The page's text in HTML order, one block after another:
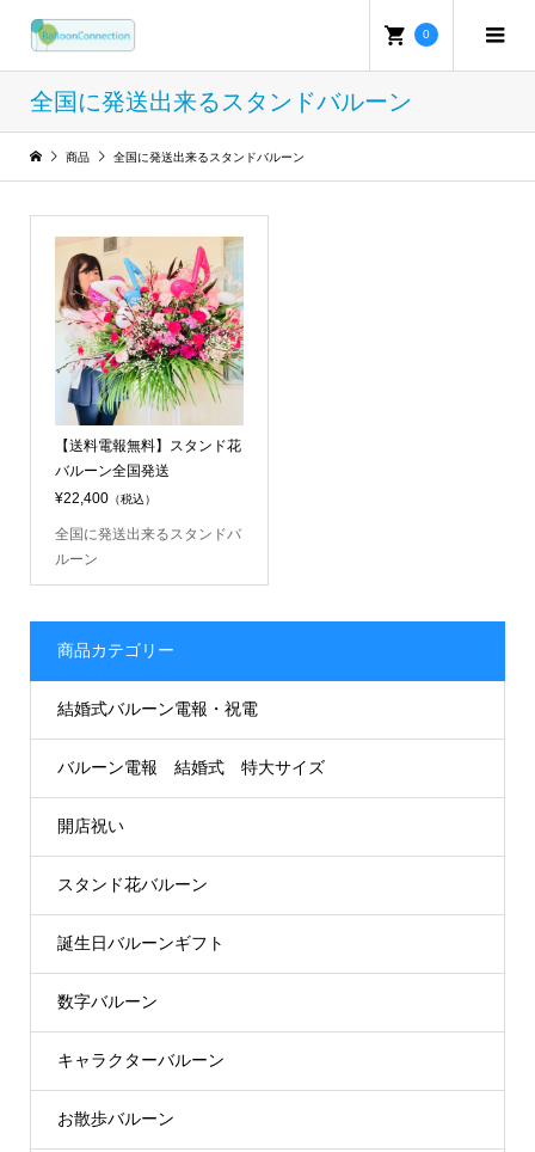
0
全国に発送出来るスタンドバルーン
商品 全国に発送出来るスタンドバルーン
【送料電報無料】スタンド花
バルーン全国発送
¥22,400（税込）
全国に発送出来るスタンドバ
ルーン
商品カテゴリー
結婚式バルーン電報・祝電
バルーン電報 結婚式 特大サイズ
開店祝い
スタンド花バルーン
誕生日バルーンギフト
数字バルーン
キャラクターバルーン
お散歩バルーン